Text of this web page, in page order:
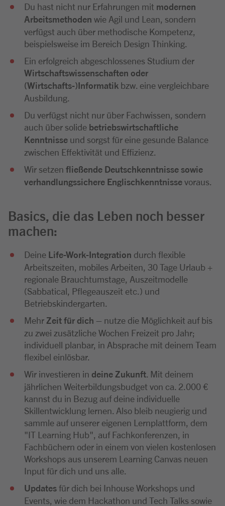
Du hast nicht nur Erfahrungen mit modernen
Arbeitsmethoden wie Agil und Lean, sondern
verfügst auch über methodische Kompetenz,
beispielsweise im Bereich Design Thinking.
Ein erfolgreich abgeschlossenes Studium der
Wirtschaftswissenschaften oder
(Wirtschafts-)Informatik bzw. eine vergleichbare
Ausbildung.
Du verfügst nicht nur über Fachwissen, sondern
auch über solide betriebswirtschaftliche
Kenntnisse und sorgst für eine gesunde Balance
zwischen Effektivität und Effizienz.
Wir setzen fließende Deutschkenntnisse sowie
verhandlungssichere Englischkenntnissevoraus.
Basics, die das Leben noch besser
machen:
Deine Life-Work-Integration durch flexible
Arbeitszeiten, mobiles Arbeiten, 30 Tage Urlaub +
regionale Brauchtumstage, Auszeitmodelle
(Sabbatical, Pflegeauszeit etc.) und
Betriebskindergarten.
MehrZeit für dich – nutze die Möglichkeit auf bis
zu zwei zusätzliche Wochen Freizeit pro Jahr;
individuell planbar, in Absprache mit deinem Team
flexibel einlösbar.
Wir investieren in deine Zukunft . Mit deinem
jährlichen Weiterbildungsbudget von ca. 2.000 €
kannst du in Bezug auf deine individuelle
Skillentwicklung lernen. Also bleib neugierig und
sammle auf unserer eigenen Lernplattform, dem
"IT Learning Hub", auf Fachkonferenzen, in
Fachbüchern oder in einem von vielen kostenlosen
Workshops aus unserem Learning Canvas neuen
Input für dich und uns alle.
Updatesfür dich bei Inhouse Workshops und
Events, wie dem Hackathon und Tech Talks sowie